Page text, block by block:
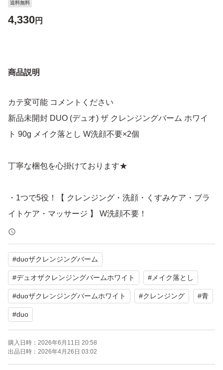
送料無料
4,330円
商品説明
カテ変可能 コメントください
新品未開封 DUO (デュオ) ザ クレンジングバーム ホワイ
ト 90g メイク落とし W洗顔不要×2個
丁寧な梱包を心掛けております★
・1つで5役！【 クレンジング・洗顔・くすみケア・ブラ
イトケア・マッサージ 】 W洗顔不要！
・【ザ クレンジングバーム ホワイトa】大人のくすみ悩
みに特化した、とろける濃厚クレイバームでくすみフィル
ターオフ！３種のクレイとブライトニング成分配合でくす
みケアに徹底アプローチ。肌トーンを整えるコンプレック
ス成分の配合で落とすたびに、透明感のあるなめらかな肌
へ導きます。
くすみもスッキリオフ！汚れや老廃物を吸着する天然溶岩
クレイ「ガスール」配合 / ブライトケアをサポートする美
#duoザクレンジングバーム
#デュオザクレンジングバームホワイト #メイク落とし
#duoザクレンジングバームホワイト #クレンジング #青
#duo
購入日時： 2026年6月11日 20:58
出品日時： 2026年4月26日 03:02